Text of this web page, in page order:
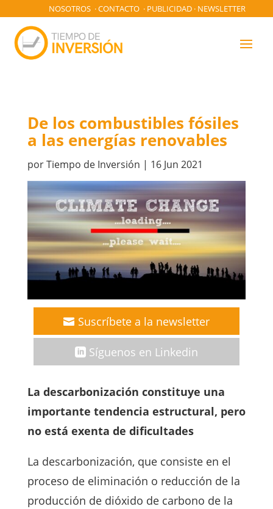
NOSOTROS ·CONTACTO · PUBLICIDAD · NEWSLETTER
De los combustibles fósiles
a las energías renovables
porTiempo de Inversión | 16 Jun 2021
Suscríbete a la newsletter
Síguenos en Linkedin
La descarbonización constituye una
importante tendencia estructural, pero
no está exenta de dificultades
La descarbonización, que consiste en el
proceso de eliminación o reducción de la
producción de dióxido de carbono de la